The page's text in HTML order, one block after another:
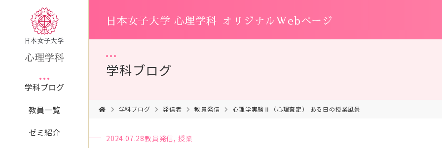
学科ブログ
教員一覧
ゼミ紹介
日本女子大学 心理学科 オリジナルWebページ
学科ブログ
学科ブログ 発信者 教員発信 心理学実験Ⅱ（心理査定） ある日の授業風景
2024.07.28教員発信, 授業